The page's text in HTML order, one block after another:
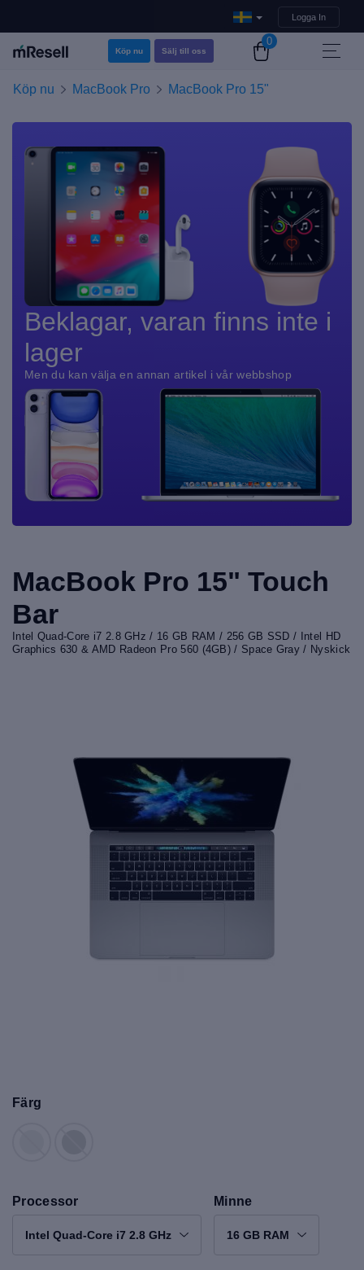
Logga In
Köp nu Sälj till oss
0
Köp nu MacBook Pro MacBook Pro 15"
Beklagar, varan finns inte i
lager
Men du kan välja en annan artikel i vår webbshop
MacBook Pro 15" Touch
Bar
Intel Quad-Core i7 2.8 GHz / 16 GB RAM / 256 GB SSD / Intel HD
Graphics 630 & AMD Radeon Pro 560 (4GB) / Space Gray / Nyskick
Färg
Processor
Intel Quad-Core i7 2.8 GHz
Minne
16 GB RAM